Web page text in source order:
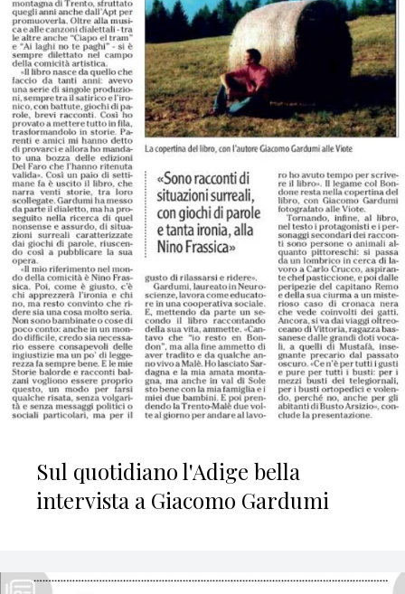
Sul quotidiano l'Adige bella
intervista a Giacomo Gardumi